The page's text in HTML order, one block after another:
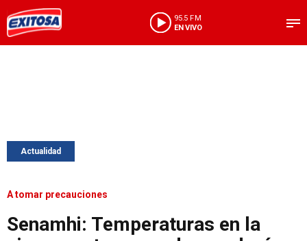
95.5 FM
EN VIVO
Actualidad
A tomar precauciones
Senamhi: Temperaturas en la